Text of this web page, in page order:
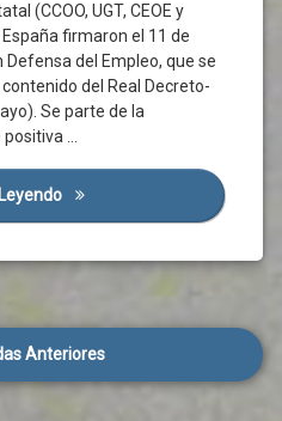
(CCOO, UGT, CEOE y
firmaron el 11 de
del Empleo, que se
del Real Decreto-
Se parte de la
…
Semana De Acuerdos Y
Anteriores